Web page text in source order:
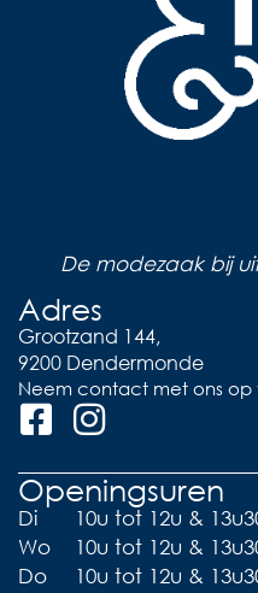
De modezaak bij
Adres
Grootzand 144,
9200 Dendermonde
Neem contact met ons op
Openingsuren
Di
10u tot 12u &
Wo
10u tot 12u &
Do
10u tot 12u &